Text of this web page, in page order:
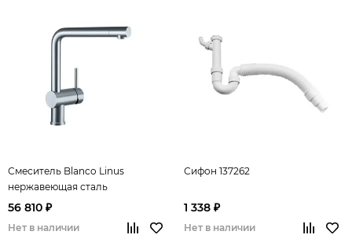
Смеситель Blanco Linus
нержавеющая сталь
полированная
56 810 ₽
Нет в наличии
Сифон 137262
1 338 ₽
Нет в наличии